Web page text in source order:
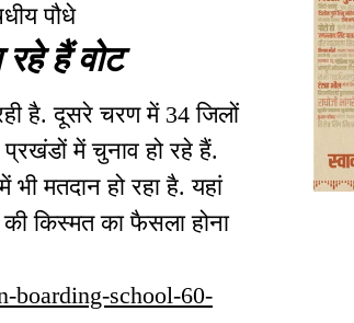
पौधे
हैं वोट
है. दूसरे चरण में 34 जिलों
में चुनाव हो रहे हैं.
मतदान हो रहा है. यहां
किस्मत का फैसला होना
boarding-school-60-